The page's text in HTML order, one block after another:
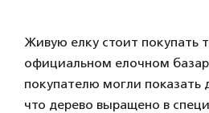
Живую елку стоит покупать
официальном елочном
покупателю могли
что дерево выращено в